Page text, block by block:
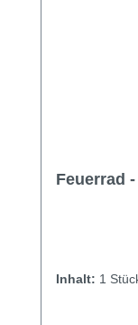
Feuerrad
Inhalt: 1